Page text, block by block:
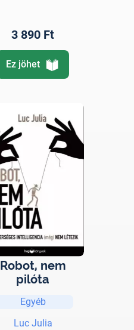
3 890 Ft
Ez jöhet
Robot, nem
pilóta
Egyéb
Luc Julia